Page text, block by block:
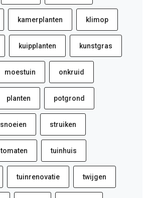
kamerplanten klimop
kuipplanten kunstgras
moestuin onkruid
planten potgrond
snoeien struiken
tomaten tuinhuis
tuinrenovatie twijgen